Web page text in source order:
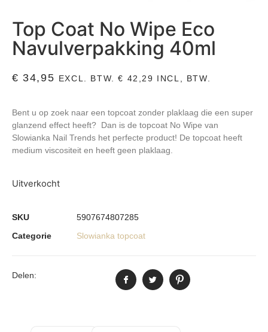
Top Coat No Wipe Eco
Navulverpakking 40ml
€ 34,95 EXCL. BTW.€ 42,29 INCL, BTW.
Bent u op zoek naar een topcoat zonder plaklaag die een super
glanzend effect heeft? Dan is de topcoat No Wipe van
Slowianka Nail Trends het perfecte product! De topcoat heeft
medium viscositeit en heeft geen plaklaag.
Uitverkocht
SKU
5907674807285
Categorie
Slowianka topcoat
Delen: